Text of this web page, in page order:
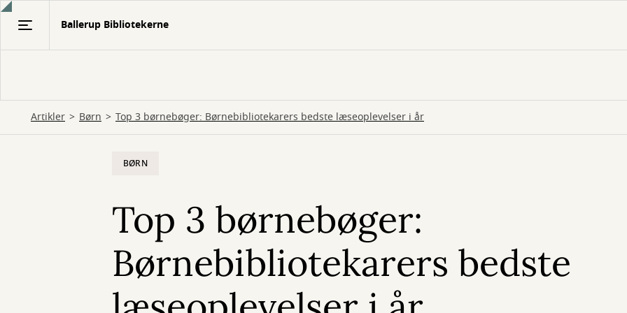
Gå
Ballerup Bibliotekerne
Artikler Børn Top 3 børnebøger: Børnebibliotekarers bedste læseoplevelser i år
BØRN
Top 3 børnebøger:
Børnebibliotekarers bedste